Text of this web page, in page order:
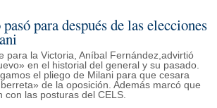
para después de las elecciones
para la Victoria, Aníbal Fernández,advirtió
en el historial del general y su pasado.
el pliego de Milani para que cesara
de la oposición. Además marcó que
con las posturas del CELS.